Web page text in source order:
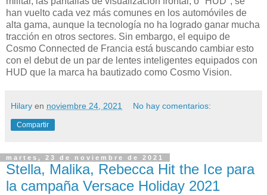
han vuelto cada vez más comunes en los automóviles de
alta gama, aunque la tecnología no ha logrado ganar mucha
tracción en otros sectores. Sin embargo, el equipo de
Cosmo Connected de Francia está buscando cambiar esto
con el debut de un par de lentes inteligentes equipados con
HUD que la marca ha bautizado como Cosmo Vision.
Hilary en noviembre 24, 2021 No hay comentarios:
Compartir
martes, 23 de noviembre de 2021
Stella, Malika, Rebecca Hit the Ice para
la campaña Versace Holiday 2021